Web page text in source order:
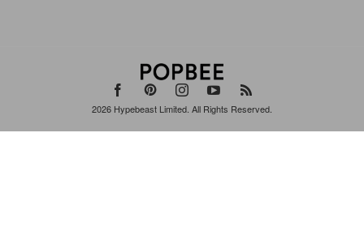
2026 Hypebeast Limited . All Rights Reserved.